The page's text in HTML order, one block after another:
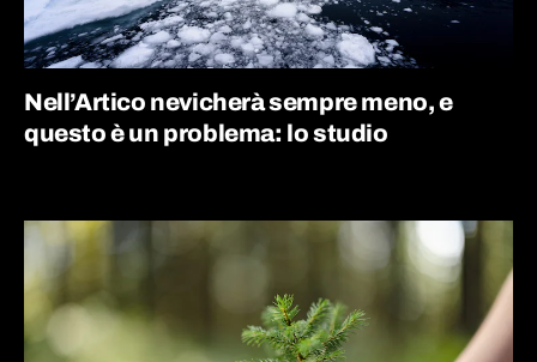
Nell’Artico nevicherà sempre meno, e
questo è un problema: lo studio